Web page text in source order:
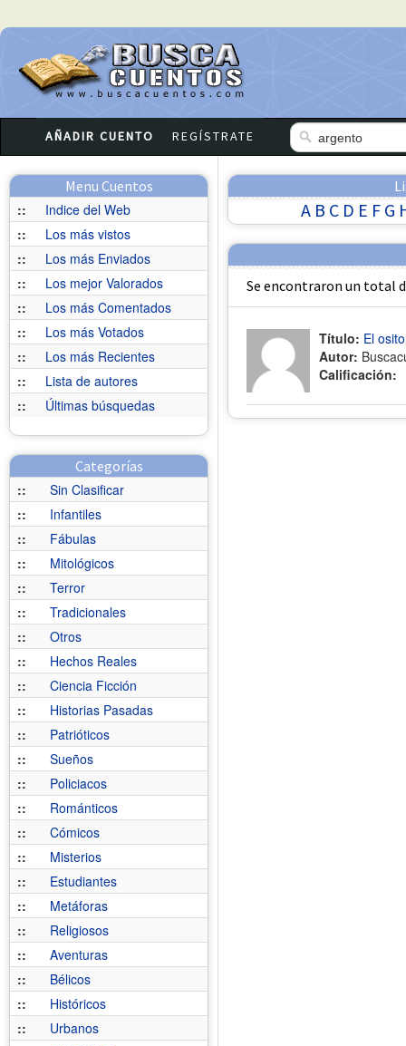
AÑADIR CUENTO REGÍSTRATE
Menu Cuentos
::
Indice del Web
::
Los más vistos
::
Los más Enviados
::
Los mejor Valorados
::
Los más Comentados
::
Los más Votados
::
Los más Recientes
::
Lista de autores
::
Últimas búsquedas
Categorías
::
Sin Clasificar
::
Infantiles
::
Fábulas
::
Mitológicos
::
Terror
::
Tradicionales
::
Otros
::
Hechos Reales
::
Ciencia Ficción
::
Historias Pasadas
::
Patrióticos
::
Sueños
::
Policiacos
::
Románticos
::
Cómicos
::
Misterios
::
Estudiantes
::
Metáforas
::
Religiosos
::
Aventuras
::
Bélicos
::
Históricos
::
Urbanos
A B C D E F G
Se encontraron un total
Título: El
Autor:
Calificación: